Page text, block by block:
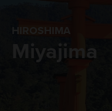
HIROSHIMA
Miyajima